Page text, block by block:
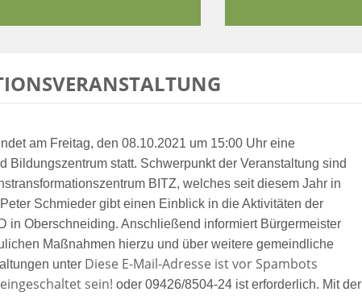
am Freitag, den 08.10.2021 um 15:00 Uhr eine
Bildungszentrum statt. Schwerpunkt der Veranstaltung sind
BITZ, welches seit diesem Jahr in
Schmieder gibt einen Einblick in die Aktivitäten der
in Oberschneiding. Anschließend informiert Bürgermeister
Maßnahmen hierzu und über weitere gemeindliche
unter Diese E-Mail-Adresse ist vor Spambots
sein! oder 09426/8504-24 ist erforderlich. Mit der